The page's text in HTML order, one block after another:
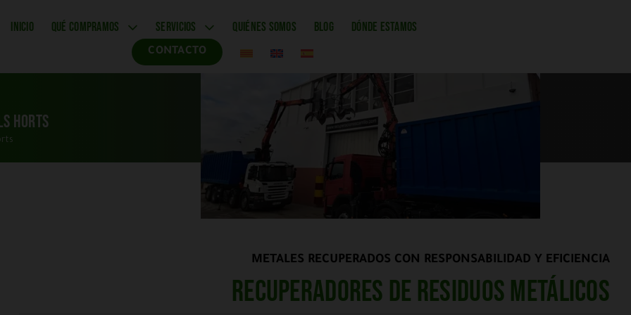
INICIO QUÉ COMPRAMOS SERVICIOS QUIÉNES SOMOS BLOG DÓNDE ESTAMOS
CONTACTO
Horts
METALES RECUPERADOS CON RESPONSABILIDAD Y EFICIENCIA
Recuperadores de residuos metálicos